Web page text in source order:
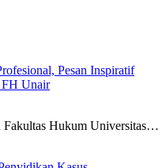
Pesan Inspiratif
Unair
Fakultas Hukum Universitas…